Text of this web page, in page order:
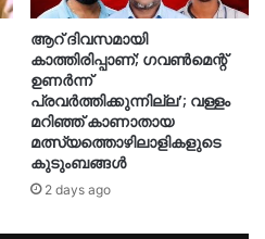
ആറ് ദിവസമായി
കാത്തിരിപ്പാണ്; ഗവണ്‍മെന്റ്
ഉണര്‍ന്ന്
പ്രവര്‍ത്തിക്കുന്നില്ല’; വള്ളം
മറിഞ്ഞ് കാണാതായ
മത്സ്യത്തൊഴിലാളികളുടെ
കുടുംബങ്ങള്‍
2 days ago